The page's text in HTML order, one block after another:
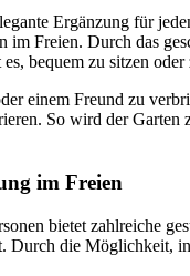
Ergänzung für
im Freien. Durch das
bequem zu sitzen
einem Freund zu
So wird der
im Freien
bietet zahlreiche
Durch die Möglichkeit,